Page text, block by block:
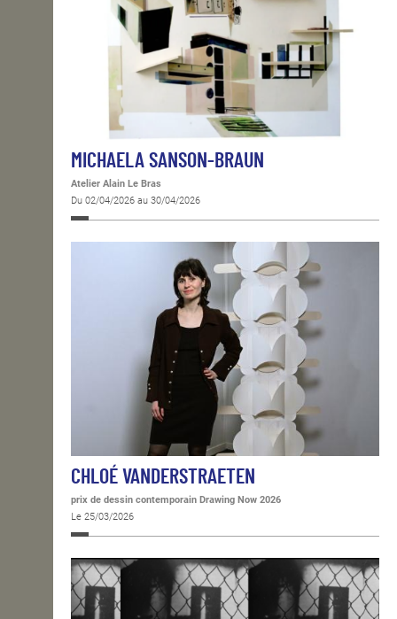
MICHAELA SANSON-BRAUN
Atelier Alain Le Bras
Du 02/04/2026 au 30/04/2026
CHLOÉ VANDERSTRAETEN
prix de dessin contemporain Drawing Now 2026
Le 25/03/2026